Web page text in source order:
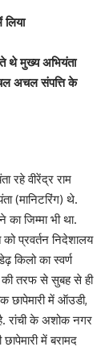
थे मुख्य अभियंता
अचल संपत्ति के
रहे वीरेंद्र राम
(मानिटरिंग) थे.
जिम्मा भी था.
प्रवर्तन निदेशालय
किलो का स्वर्ण
तरफ से सुबह से ही
छापेमारी में ऑउडी,
है. रांची के अशोक नगर
में बरामद